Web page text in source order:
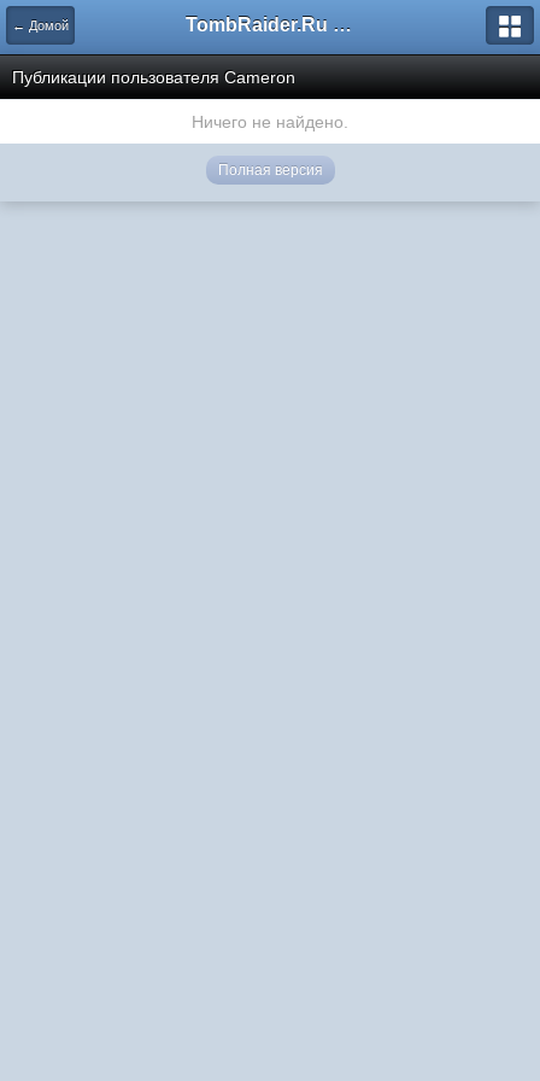
← Домой TombRaider.Ru - Форумы
Публикации пользователя Cameron
Ничего не найдено.
Полная версия